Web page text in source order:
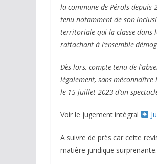
la commune de Pérols depuis
tenu notamment de son
territoriale qui la classe dans
rattachant à l’ensemble
Dès lors, compte tenu de
légalement, sans
le 15 juillet 2023 d’un
Voir le jugement intégral
A suivre de près car cette
matière juridique surprenante.